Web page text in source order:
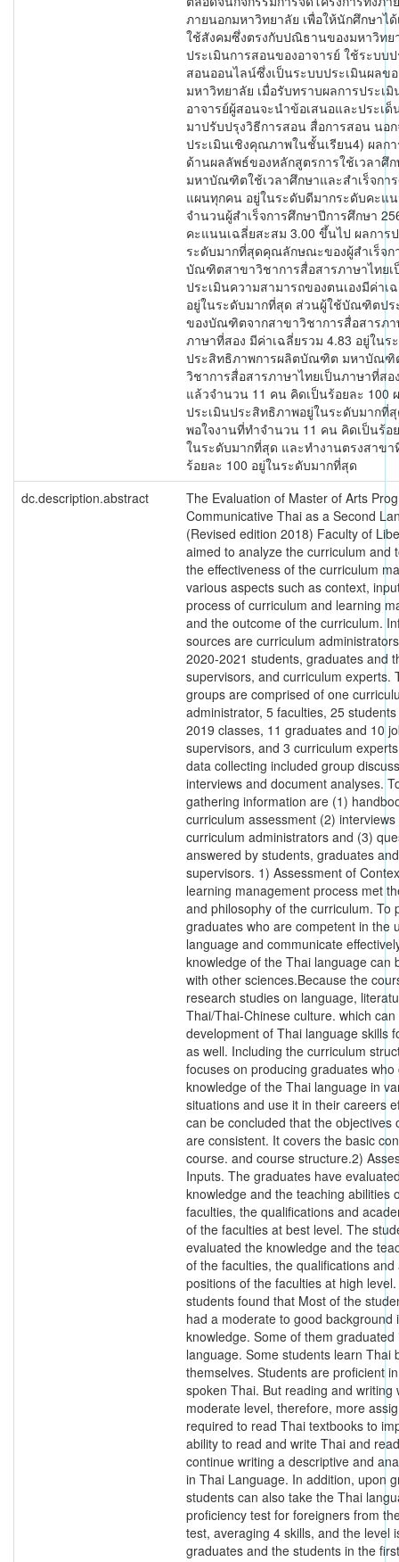
ภายนอกมหาวิทยาลัย เพื่อให้นักศึกษาได้
ใช้สังคมซึ่งตรงกับปณิธานของมหาวิทย
ประเมินการสอนของอาจารย์ ใช้ระบบ
สอนออนไลน์ซึ่งเป็นระบบประเมินผลข
มหาวิทยาลัย เมื่อรับทราบผลการประเ
อาจารย์ผู้สอนจะนำข้อเสนอและประเ
มาปรับปรุงวิธีการสอน สื่อการสอน นอ
ประเมินเชิงคุณภาพในชั้นเรียน4) ผลก
ด้านผลลัพธ์ของหลักสูตรการใช้เวลาศึ
มหาบัณฑิตใช้เวลาศึกษาและสำเร็จกา
แผนทุกคน อยู่ในระดับดีมากระดับคะแ
จำนวนผู้สำเร็จการศึกษาปีการศึกษา
คะแนนเฉลี่ยสะสม 3.00 ขึ้นไป ผลการ
ระดับมากที่สุดคุณลักษณะของผู้สำเร็จก
บัณฑิตสาขาวิชาการสื่อสารภาษาไทยเ
ประเมินความสามารถของตนเองมีค่าเ
อยู่ในระดับมากที่สุด ส่วนผู้ใช้บัณฑิตป
ของบัณฑิตจากสาขาวิชาการสื่อสารภา
ภาษาที่สอง มีค่าเฉลี่ยรวม 4.83 อยู่ในร
ประสิทธิภาพการผลิตบัณฑิต มหาบัณฑิ
วิชาการสื่อสารภาษาไทยเป็นภาษาที่สอ
แล้วจำนวน 11 คน คิดเป็นร้อยละ 100
ประเมินประสิทธิภาพอยู่ในระดับมาก
พอใจงานที่ทำจำนวน 11 คน คิดเป็นร้อ
ในระดับมากที่สุด และทำงานตรงสาขา
ร้อยละ 100 อยู่ในระดับมากที่สุด
dc.description.abstract
The Evaluation of Master of Arts
Communicative Thai as a Second
(Revised edition 2018) Faculty of
aimed to analyze the curriculum and
the effectiveness of the curriculum
various aspects such as context,
process of curriculum and learning
and the outcome of the curriculum.
sources are curriculum
2020-2021 students, graduates and
supervisors, and curriculum experts.
groups are comprised of one
administrator, 5 faculties, 25
2019 classes, 11 graduates and 10
supervisors, and 3 curriculum
data collecting included group
interviews and document analyses.
gathering information are (1)
curriculum assessment (2) interviews
curriculum administrators and (3)
answered by students, graduates
supervisors. 1) Assessment of
learning management process met
and philosophy of the curriculum. To
graduates who are competent in the
language and communicate
knowledge of the Thai language can
with other sciences.Because the
research studies on language,
Thai/Thai-Chinese culture. which
development of Thai language skills
as well. Including the curriculum
focuses on producing graduates who
knowledge of the Thai language in
situations and use it in their careers
can be concluded that the objectives
are consistent. It covers the basic
course. and course structure.2)
Inputs. The graduates have
knowledge and the teaching abilities
faculties, the qualifications and
of the faculties at best level. The
evaluated the knowledge and the
of the faculties, the qualifications and
positions of the faculties at high
students found that Most of the
had a moderate to good background
knowledge. Some of them graduated
language. Some students learn Thai
themselves. Students are proficient
spoken Thai. But reading and writing
moderate level, therefore, more
required to read Thai textbooks to
ability to read and write Thai and
continue writing a descriptive and
in Thai Language. In addition, upon
students can also take the Thai
proficiency test for foreigners from
test, averaging 4 skills, and the level
graduates and the students in the